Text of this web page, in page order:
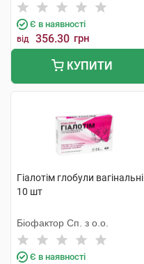
Є в наявності
від 356.30 грн
КУПИТИ
Гіалотім глобули вагінальні
10 шт
Біофактор Сп. з о.о.
Є в наявності